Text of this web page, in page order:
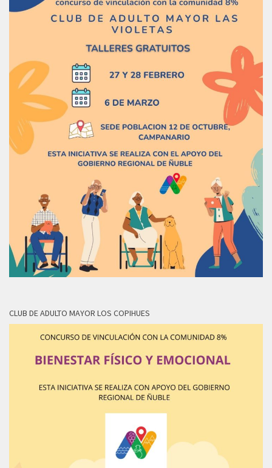
CLUB DE ADULTO MAYOR LOS COPIHUES